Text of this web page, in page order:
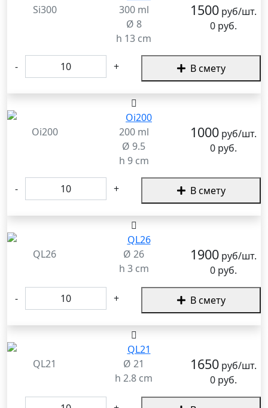
Si300
300 ml
Ø 8
h 13 cm
1500руб/шт.
0 руб.
- + В смету
Oi200
200 ml
Ø 9.5
h 9 cm
1000руб/шт.
0 руб.
- + В смету
QL26
Ø 26
h 3 cm
1900руб/шт.
0 руб.
- + В смету
QL21
Ø 21
h 2.8 cm
1650руб/шт.
0 руб.